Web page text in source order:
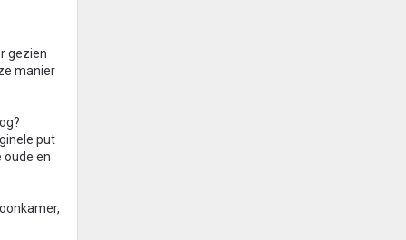
gezien
manier
put
oude en